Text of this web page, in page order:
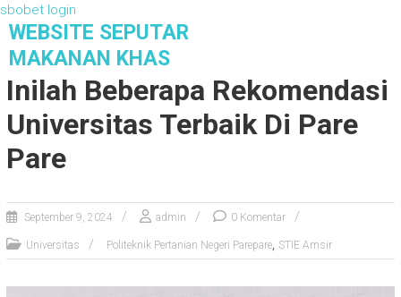
sbobet login
e
WEBSITE SEPUTAR
MAKANAN KHAS
Inilah Beberapa Rekomendasi
Universitas Terbaik Di Pare
Pare
September 9, 2024 admin 0 Komentar
Universitas Politeknik Pertanian Negeri Parepare, STIE Amsir